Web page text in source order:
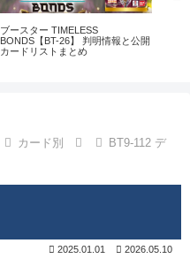
ブースター TIMELESS
BONDS【BT-26】 判明情報と公開
カードリストまとめ
カード別
BT9-112 デ
2025.01.01 2026.05.10